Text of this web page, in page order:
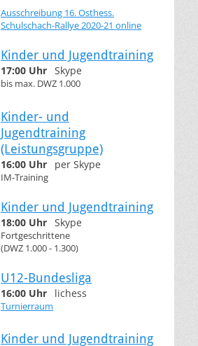
Ausschreibung 16. Osthess.
Schulschach-Rallye 2020-21 online
Kinder und Jugendtraining
17:00 Uhr Skype
bis max. DWZ 1.000
Kinder- und
Jugendtraining
(Leistungsgruppe)
16:00 Uhr per Skype
IM-Training
Kinder und Jugendtraining
18:00 Uhr Skype
Fortgeschrittene
(DWZ 1.000 - 1.300)
U12-Bundesliga
16:00 Uhr lichess
Turnierraum
Kinder und Jugendtraining